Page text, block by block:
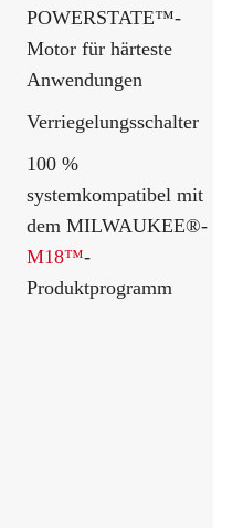
POWERSTATE™-
Motor für härteste
Anwendungen
Verriegelungsschalter
100 %
systemkompatibel mit
dem MILWAUKEE®-
M18™-
Produktprogramm